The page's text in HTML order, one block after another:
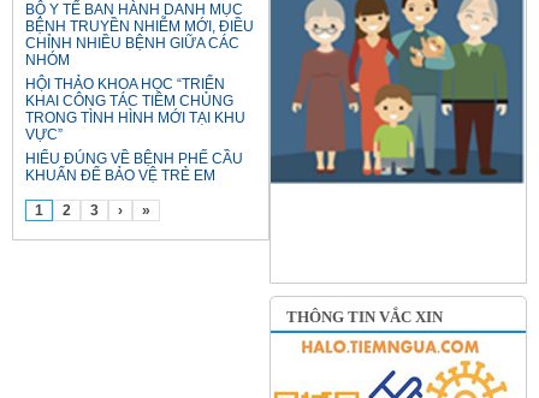
BỘ Y TẾ BAN HÀNH DANH MỤC
BỆNH TRUYỀN NHIỄM MỚI, ĐIỀU
CHỈNH NHIỀU BỆNH GIỮA CÁC
NHÓM
HỘI THẢO KHOA HỌC “TRIỂN
KHAI CÔNG TÁC TIÊM CHỦNG
TRONG TÌNH HÌNH MỚI TẠI KHU
VỰC”
HIỂU ĐÚNG VỀ BỆNH PHẾ CẦU
KHUẨN ĐỂ BẢO VỆ TRẺ EM
1 2 3 › »
THÔNG TIN VẮC XIN